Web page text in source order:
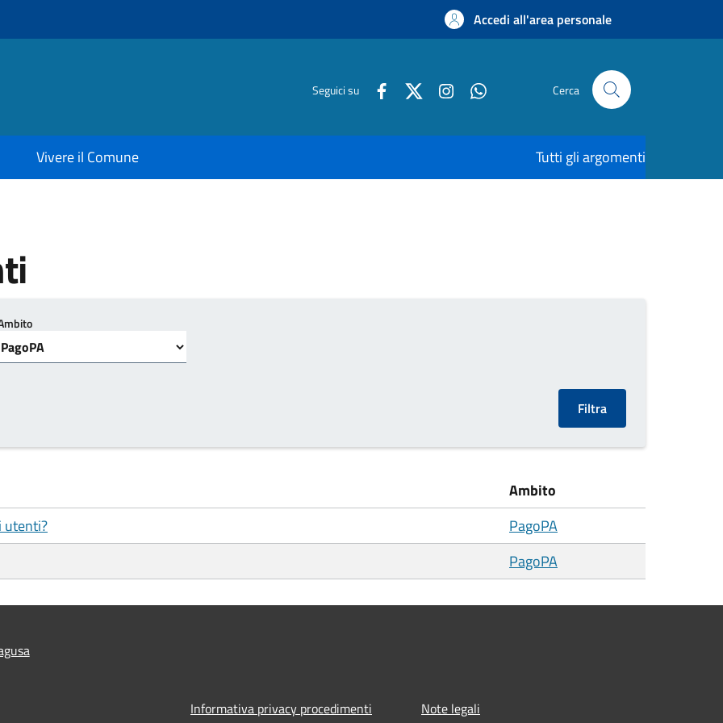
Accedi all'area personale
Seguici su Cerca
Vivere il Comune Tutti gli argomenti
Ambito
utenti?
PagoPA
PagoPA
Informativa privacy procedimenti Note legali